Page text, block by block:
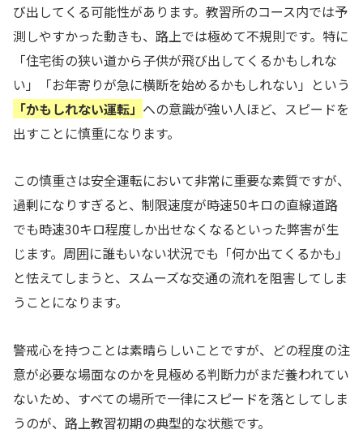
び出してくる可能性があります。教習所のコース内では予
測しやすかった動きも、路上では極めて不規則です。特に
「住宅街の狭い道から子供が飛び出してくるかもしれな
い」「お年寄りが急に横断を始めるかもしれない」という
「かもしれない運転」 への意識が強い人ほど、スピードを
出すことに慎重になります。
この慎重さは安全運転において非常に重要な素質ですが、
過剰になりすぎると、制限速度が時速50キロの直線道路
でも時速30キロ程度しか出せなくなるといった弊害が生
じます。周囲に誰もいない状況でも「何か出てくるかも」
と怯えてしまうと、スムーズな交通の流れを阻害してしま
うことになります。
警戒心を持つことは素晴らしいことですが、どの程度の注
意が必要な場面なのかを見極める判断力がまだ養われてい
ないため、すべての場所で一律にスピードを落としてしま
うのが、路上教習初期の典型的な状態です。